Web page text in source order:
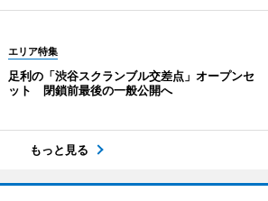
エリア特集
足利の「渋谷スクランブル交差点」オープンセ
ット 閉鎖前最後の一般公開へ
もっと見る